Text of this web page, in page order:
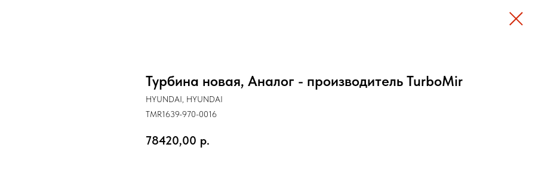
Турбина новая, Аналог - производитель TurboMir
HYUNDAI, HYUNDAI
TMR1639-970-0016
78420,00 р.